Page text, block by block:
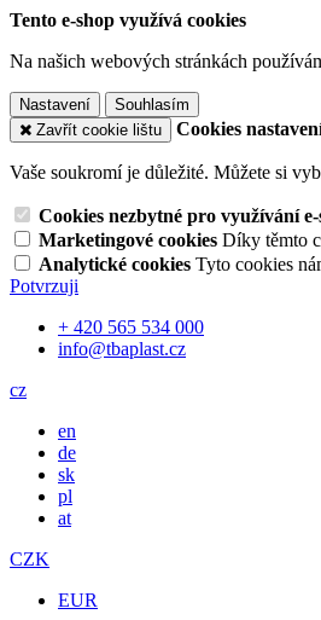
Tento e-shop využívá cookies
Na našich webových stránkách
Nastavení
Souhlasím
Zavřít cookie lištu
Cookies
Vaše soukromí je důležité. Můžete si
Cookies nezbytné pro využívání
Marketingové cookies Díky těmto
Analytické cookies Tyto cookies
Potvrzuji
+ 420 565 534 000
info@tbaplast.cz
cz
en
de
sk
pl
at
CZK
EUR